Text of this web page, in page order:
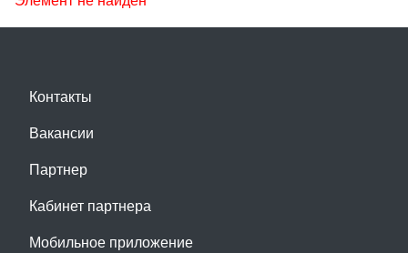
Контакты
Вакансии
Партнер
Кабинет партнера
Мобильное приложение